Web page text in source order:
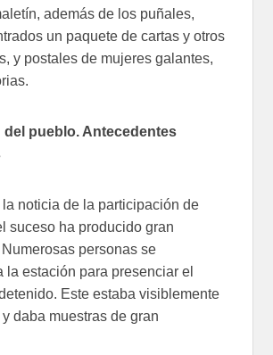
además de los puñales,
un paquete de cartas y otros
y postales de mujeres galantes,
del pueblo. Antecedentes
noticia de la participación de
suceso ha producido gran
personas se
la estación para presenciar el
Este estaba visiblemente
daba muestras de gran